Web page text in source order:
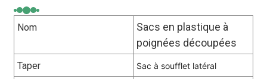
Nom
Sacs en plastique à
poignées découpées
Taper Sac à soufflet latéral